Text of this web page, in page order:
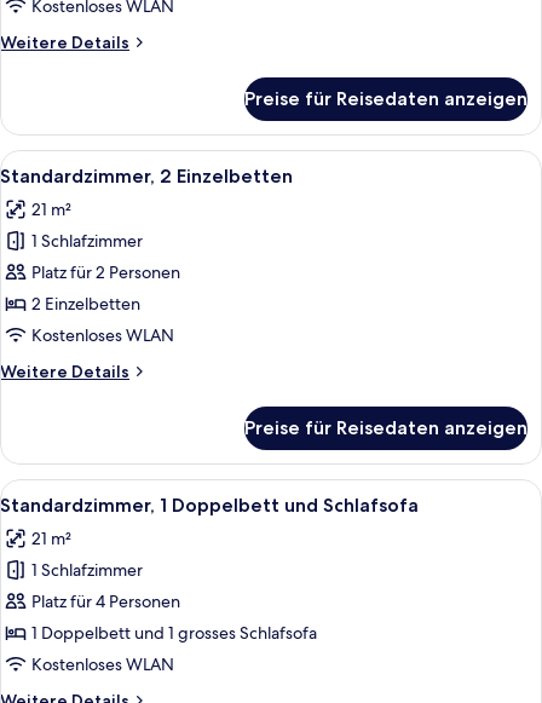
Kostenloses WLAN
Weitere Details
Weitere
Preise für Reisedaten anzeigen
Alle
Fotos
für
Standardzimmer,
2 Einzelbetten
anzeigen
Ein Hotelzimmer mit einem Bett,
8
Standardzimmer, 2 Einzelbetten
21 m²
1 Schlafzimmer
Platz für 2 Personen
2 Einzelbetten
Kostenloses WLAN
Weitere Details
Weitere
2 Einzelbetten
Preise für Reisedaten anzeigen
Alle
Fotos
für
Standardzimmer,
1 Doppelbett
und
Schlafsofa
Standardzimmer, 1 Doppelbett und
10
Standardzimmer, 1 Doppelbett und Schlafsofa
21 m²
1 Schlafzimmer
Platz für 4 Personen
1 Doppelbett und 1 grosses Schlafsofa
Kostenloses WLAN